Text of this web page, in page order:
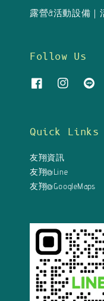
露營&活動設備｜
Follow Us
Quick Links
友翔資訊
友翔@Line
友翔@GoogleMaps